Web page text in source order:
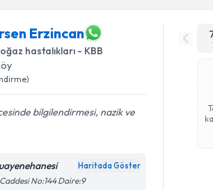
Erzincan
hastalıkları - KBB
bilgilendirmesi, nazik ve
Haritada Göster
No:144 Daire:9